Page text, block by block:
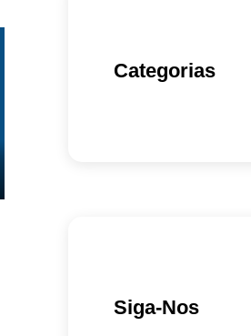
Categorias
Siga-Nos